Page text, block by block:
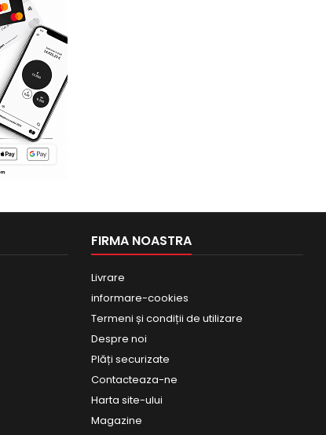
FIRMA NOASTRA
Livrare
informare-cookies
Termeni și condiții de utilizare
Despre noi
Plăți securizate
Contacteaza-ne
Harta site-ului
Magazine